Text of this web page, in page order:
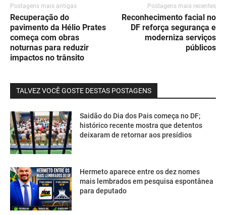
Postagens mais antigas
Recuperação do
pavimento da Hélio Prates
começa com obras
noturnas para reduzir
impactos no trânsito
Postagens mais recentes
Reconhecimento facial no
DF reforça segurança e
moderniza serviços
públicos
TALVEZ VOCÊ GOSTE DESTAS POSTAGENS
Saidão do Dia dos Pais começa no DF;
histórico recente mostra que detentos
deixaram de retornar aos presídios
Hermeto aparece entre os dez nomes
mais lembrados em pesquisa espontânea
para deputado